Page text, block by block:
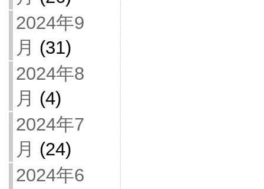
2024年9
月 (31)
2024年8
月 (4)
2024年7
月 (24)
2024年6